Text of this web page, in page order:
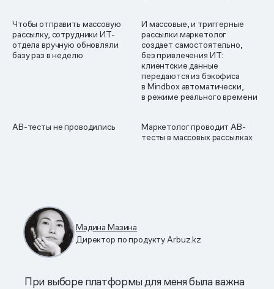
Чтобы отправить массовую
рассылку, сотрудники ИТ-
отдела вручную обновляли
базу раз в неделю
И массовые, и триггерные
рассылки маркетолог
создает самостоятельно,
без привлечения ИТ:
клиентские данные
передаются из бэкофиса
в Mindbox автоматически,
в режиме реального времени
AB-тесты не проводились
Маркетолог проводит AB-
тесты в массовых рассылках
Мадина Мазина
Директор по продукту Arbuz.kz
При выборе платформы для меня была важна